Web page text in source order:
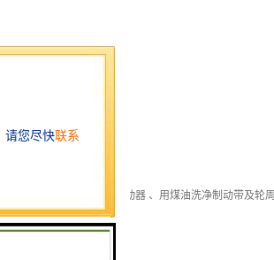
制动弹簧张力、更换制动器 、用煤油洗净制动带及轮周